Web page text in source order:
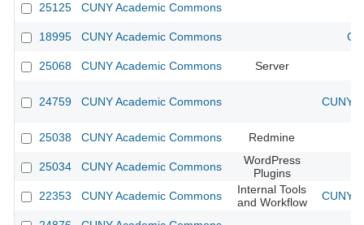
25125
CUNY Academic Commons
18995 CUNY Academic Commons
25068 CUNY Academic Commons Server
24759 CUNY Academic Commons CUNY
25038 CUNY Academic Commons Redmine
25034 CUNY Academic Commons
WordPress
Plugins
22353
CUNY Academic Commons
Internal Tools
and Workflow
CUNY